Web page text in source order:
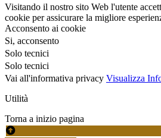
Visitando il nostro sito Web l'utente
cookie per assicurare la migliore
Acconsento ai cookie
Si, acconsento
Solo tecnici
Solo tecnici
Vai all'informativa privacy Visualizza
Utilità
Torna a inizio pagina